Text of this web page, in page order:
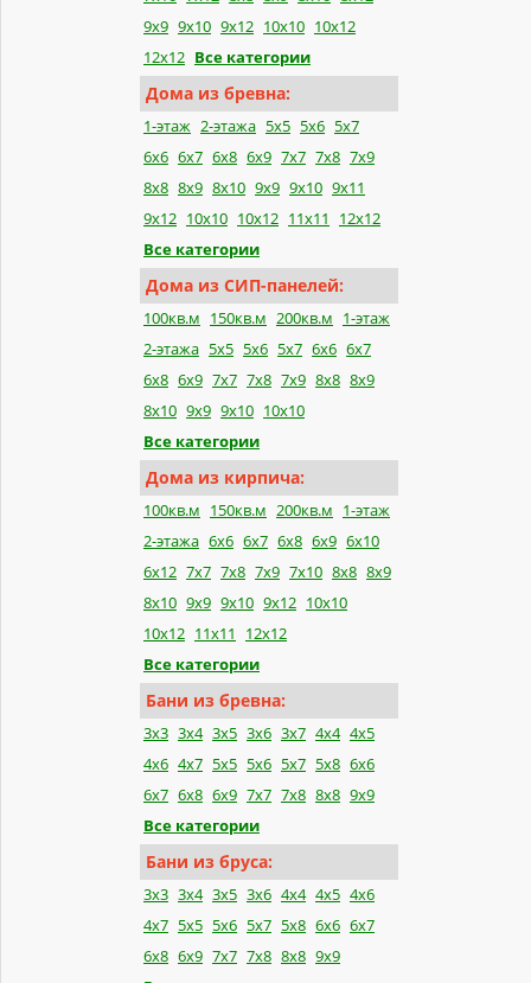
9x9 9x10 9x12 10x10 10x12
12x12 Все категории
Дома из бревна:
1-этаж 2-этажа 5x5 5x6 5x7
6x6 6x7 6x8 6x9 7x7 7x8 7x9
8x8 8x9 8x10 9x9 9x10 9x11
9x12 10x10 10x12 11x11
12x12
Все категории
Дома из СИП-панелей:
100кв.м 150кв.м 200кв.м 1-этаж
2-этажа 5x5 5x6 5x7 6x6 6x7
6x8 6x9 7x7 7x8 7x9 8x8 8x9
8x10 9x9 9x10 10x10
Все категории
Дома из кирпича:
100кв.м 150кв.м 200кв.м 1-этаж
2-этажа 6x6 6x7 6x8 6x9 6x10
6x12 7x7 7x8 7x9 7x10 8x8 8x9
8x10 9x9 9x10 9x12 10x10
10x12 11x11
12x12
Все категории
Бани из бревна:
3x3 3x4 3x5 3x6 3x7 4x4 4x5
4x6 4x7 5x5 5x6 5x7 5x8 6x6
6x7 6x8 6x9 7x7 7x8 8x8 9x9
Все категории
Бани из бруса:
3x3 3x4 3x5 3x6 4x4 4x5 4x6
4x7 5x5 5x6 5x7 5x8 6x6 6x7
6x8 6x9 7x7 7x8 8x8 9x9